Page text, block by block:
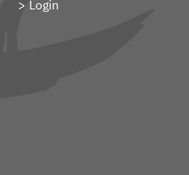
> Login